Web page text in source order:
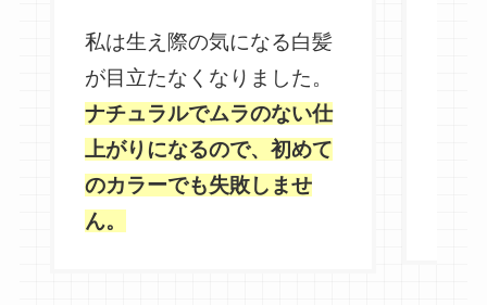
私は生え際の気になる白髪
が目立たなくなりました。
ナチュラルでムラのない仕
上がりになるので、初めて
のカラーでも失敗しませ
ん。